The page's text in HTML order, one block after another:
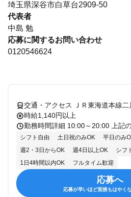
埼玉県深谷市白草台2909-50
代表者
中島 勉
応募に関するお問い合わせ
0120546624
交通・アクセス ＪＲ東海道本線
時給1,140円以上
シフト自由 土日祝のみOK 平日のみ
週2・3日からOK
週4日以上OK シフ
1日4時間以内OK
フルタイム歓迎
応募へ
応募が早いほど面接もはやく